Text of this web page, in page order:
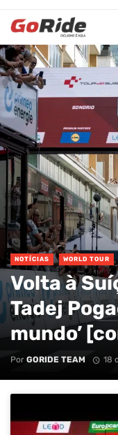
NOTÍCIAS WORLD TOUR
Volta à
Tadej
mundo’
Por GORIDE TEAM 18